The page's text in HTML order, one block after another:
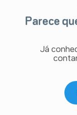
Parece
Já